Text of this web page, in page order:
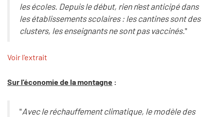
les écoles. Depuis le début, rien n'est anticipé dans
les établissements scolaires : les cantines sont des
clusters, les enseignants ne sont pas vaccinés."
Voir l'extrait
Sur l'économie de la montagne :
"Avec le réchauffement climatique, le modèle des